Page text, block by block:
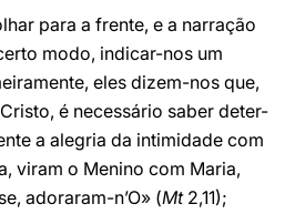
para a frente, e a narração
modo, indicar-nos um
eles dizem-nos que,
é necessário saber deter-
a alegria da intimidade com
viram o Menino com Maria,
adoraram-n’O» (Mt2,11);